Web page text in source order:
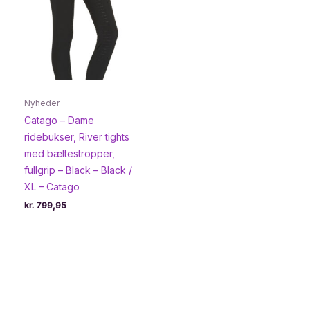
Nyheder
Catago – Dame
ridebukser, River tights
med bæltestropper,
fullgrip – Black – Black /
XL – Catago
kr. 799,95